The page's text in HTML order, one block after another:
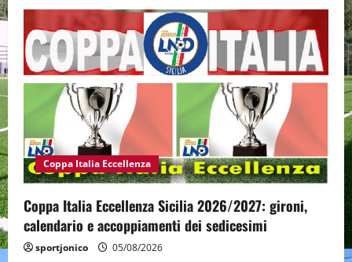
Coppa Italia Eccellenza
Coppa Italia Eccellenza Sicilia 2026/2027: gironi,
calendario e accoppiamenti dei sedicesimi
sportjonico 05/08/2026